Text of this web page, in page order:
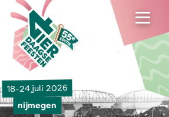
18-24 juli 2026
nijmegen